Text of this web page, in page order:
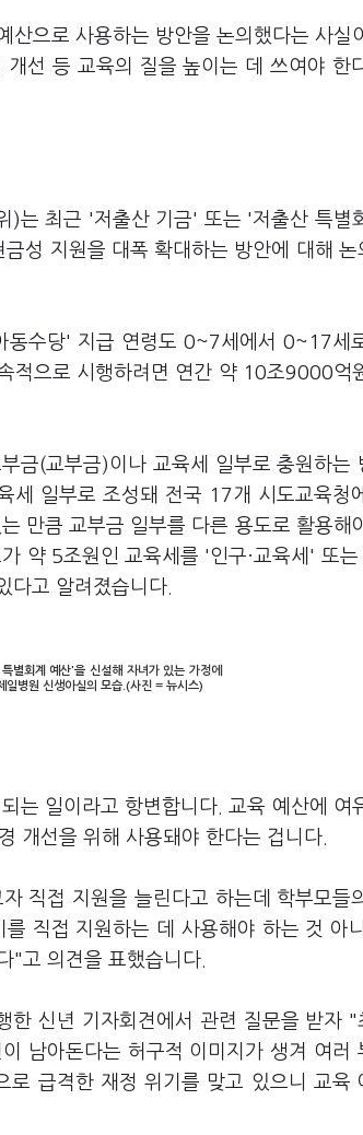
산으로 사용하는 방안을 논의했다는 사실
선 등 교육의 질을 높이는 데 쓰여야 한
)는 최근 '저출산 기금' 또는 '저출산 특별
성 지원을 대폭 확대하는 방안에 대해 논
수당' 지급 연령도 0~7세에서 0~17세
적으로 시행하려면 연간 약 10조9000억
금(교부금)이나 교육세 일부로 충원하는
세 일부로 조성돼 전국 17개 시도교육청
만큼 교부금 일부를 다른 용도로 활용해
약 5조원인 교육세를 '인구·교육세' 또는
다고 알려졌습니다.
별회계 예산'을 신설해 자녀가 있는 가정에
일병원 신생아실의 모습.(사진 = 뉴시스)
는 일이라고 항변합니다. 교육 예산에 여
개선을 위해 사용돼야 한다는 겁니다.
직접 지원을 늘린다고 하는데 학부모들
직접 지원하는 데 사용해야 하는 것 아
"고 의견을 표했습니다.
한 신년 기자회견에서 관련 질문을 받자
남아돈다는 허구적 이미지가 생겨 여러
급격한 재정 위기를 맞고 있으니 교육